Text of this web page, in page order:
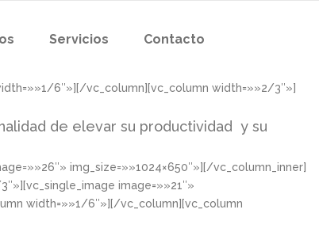
Servicios Contacto
6″»][/vc_column][vc_column width=»»2/3″»]
de elevar su productividad y su
img_size=»»1024×650″»][/vc_column_inner]
image=»»21″»
width=»»1/6″»][/vc_column][vc_column